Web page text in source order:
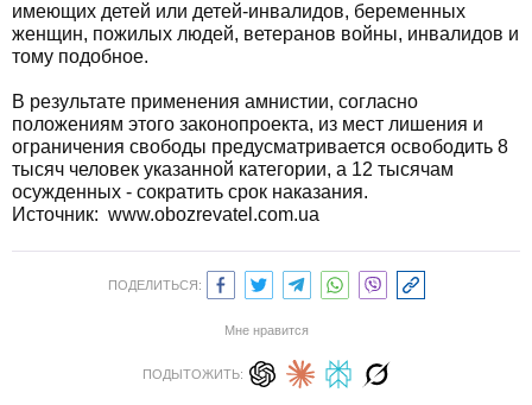
имеющих детей или детей-инвалидов, беременных
женщин, пожилых людей, ветеранов войны, инвалидов и
тому подобное.
В результате применения амнистии, согласно
положениям этого законопроекта, из мест лишения и
ограничения свободы предусматривается освободить 8
тысяч человек указанной категории, а 12 тысячам
осужденных - сократить срок наказания.
Источник: www.obozrevatel.com.ua
ПОДЕЛИТЬСЯ:
Мне нравится
ПОДЫТОЖИТЬ: